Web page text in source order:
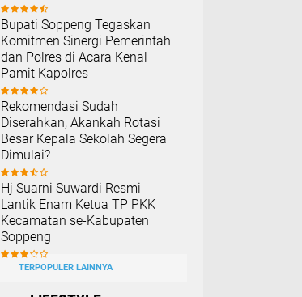
Bupati Soppeng Tegaskan
Komitmen Sinergi Pemerintah
dan Polres di Acara Kenal
Pamit Kapolres
Rekomendasi Sudah
Diserahkan, Akankah Rotasi
Besar Kepala Sekolah Segera
Dimulai?
Hj Suarni Suwardi Resmi
Lantik Enam Ketua TP PKK
Kecamatan se-Kabupaten
Soppeng
TERPOPULER LAINNYA